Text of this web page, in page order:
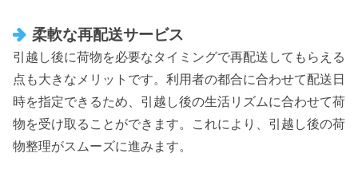
柔軟な再配送サービス
引越し後に荷物を必要なタイミングで再配送してもらえる
点も大きなメリットです。利用者の都合に合わせて配送日
時を指定できるため、引越し後の生活リズムに合わせて荷
物を受け取ることができます。これにより、引越し後の荷
物整理がスムーズに進みます。